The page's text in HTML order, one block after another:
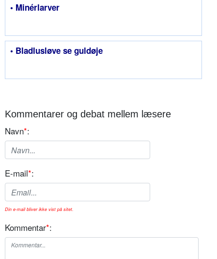
• Minérlarver
• Bladlusløve se guldøje
Kommentarer og debat mellem læsere
Navn*:
E-mail*:
Din e-mail bliver ikke vist på sitet.
Kommentar*: